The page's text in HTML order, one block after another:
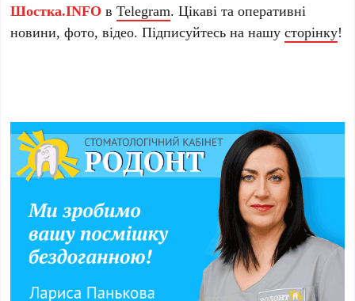
Шостка.INFO вTelegram. Цікаві та оперативні
новини, фото, відео. Підписуйтесь на нашусторінку!